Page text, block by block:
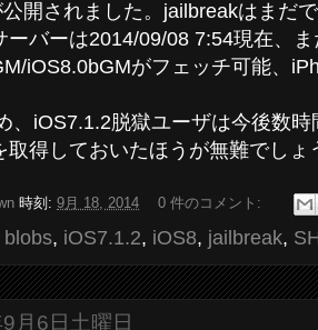
公開されました。jailbreakはまだ
ーバーは2014/09/08 7:54現在、
iOS8.0bGMがフェッチ可能、
、iOS7.1.2脱獄ユーザは今後数
取得しておいたほうが無難でしょ
時刻: 9月 18, 2014 0 件のコメント:
blobs, iOS7.1.2, iOS8, jailbreak,
月6日土曜日